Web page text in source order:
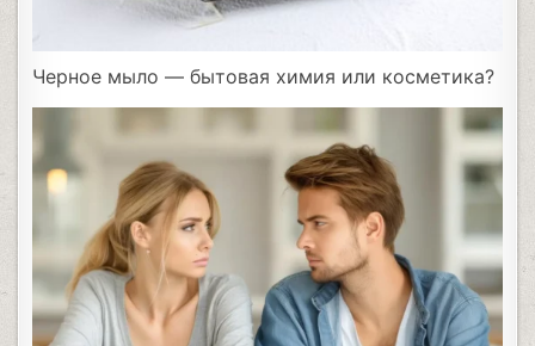
Черное мыло — бытовая химия или косметика?